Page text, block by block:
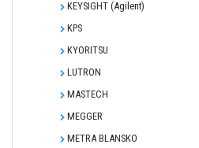
KEYSIGHT (Agilent)
KPS
KYORITSU
LUTRON
MASTECH
MEGGER
METRA BLANSKO